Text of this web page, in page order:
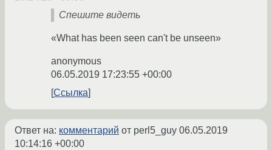
Спешите видеть
«What has been seen can't be unseen»
anonymous
06.05.2019 17:23:55 +00:00
Ссылка
Ответ на: комментарий от perl5_guy 06.05.2019
10:14:16 +00:00